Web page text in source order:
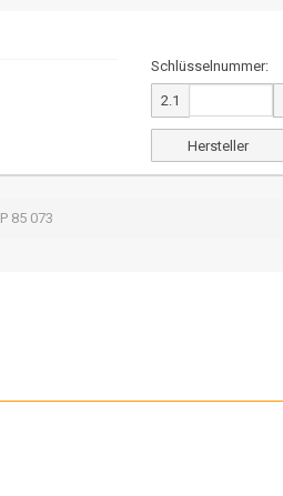
Schlüsselnummer:
2.1
Hersteller
85 073